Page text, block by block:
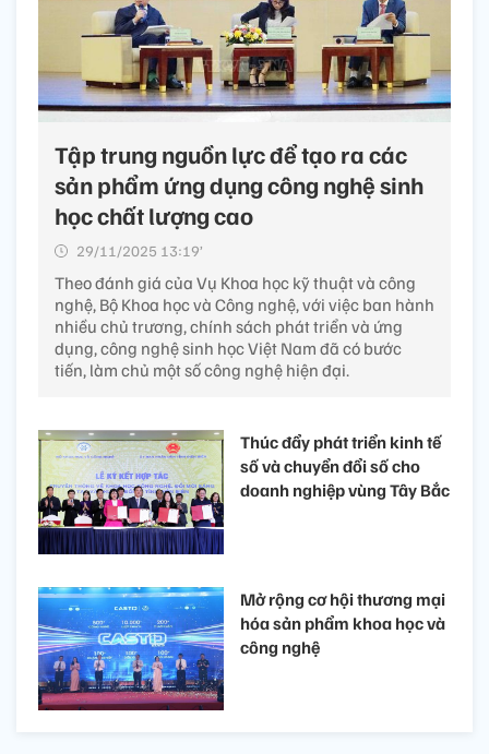
Tập trung nguồn lực để tạo ra các
sản phẩm ứng dụng công nghệ sinh
học chất lượng cao
29/11/2025 13:19’
Theo đánh giá của Vụ Khoa học kỹ thuật và công
nghệ, Bộ Khoa học và Công nghệ, với việc ban hành
nhiều chủ trương, chính sách phát triển và ứng
dụng, công nghệ sinh học Việt Nam đã có bước
tiến, làm chủ một số công nghệ hiện đại.
Thúc đẩy phát triển kinh tế
số và chuyển đổi số cho
doanh nghiệp vùng Tây Bắc
Mở rộng cơ hội thương mại
hóa sản phẩm khoa học và
công nghệ